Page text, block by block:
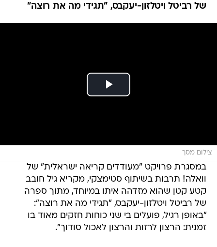
של רביטל ויטלזון-יעקבס, "תגידי מה את רוצה"
צילום מסך
במסגרת פרויקט "מעודדים קריאה ישראלית" של
וואלה! תרבות בשיתוף סטימצקי, מקריא גיל חובב
קטע קטן שהוא מזדהה איתו במיוחד, מתוך ספרה
של רביטל ויטלזון-יעקבס, "תגידי מה את רוצה":
"באופן רגיל, פועלים בי שני כוחות חזקים מאוד בו
זמנית: הרצון לרזות והרצון לאכול סודוך".